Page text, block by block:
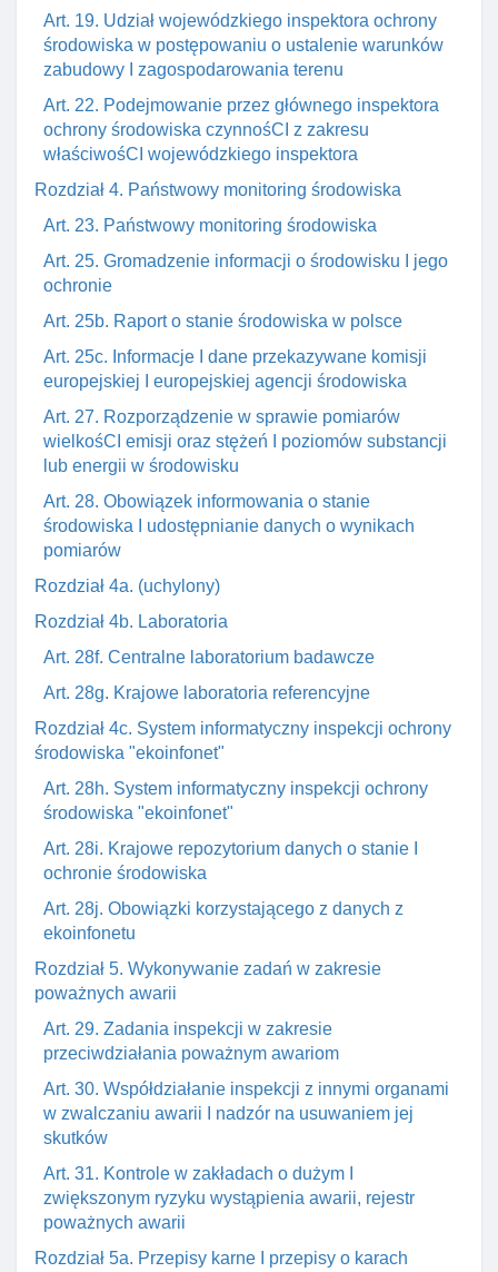
Art. 19. Udział wojewódzkiego inspektora ochrony
środowiska w postępowaniu o ustalenie warunków
zabudowy I zagospodarowania terenu
Art. 22. Podejmowanie przez głównego inspektora
ochrony środowiska czynnośCI z zakresu
właściwośCI wojewódzkiego inspektora
Rozdział 4. Państwowy monitoring środowiska
Art. 23. Państwowy monitoring środowiska
Art. 25. Gromadzenie informacji o środowisku I jego
ochronie
Art. 25b. Raport o stanie środowiska w polsce
Art. 25c. Informacje I dane przekazywane komisji
europejskiej I europejskiej agencji środowiska
Art. 27. Rozporządzenie w sprawie pomiarów
wielkośCI emisji oraz stężeń I poziomów substancji
lub energii w środowisku
Art. 28. Obowiązek informowania o stanie
środowiska I udostępnianie danych o wynikach
pomiarów
Rozdział 4a. (uchylony)
Rozdział 4b. Laboratoria
Art. 28f. Centralne laboratorium badawcze
Art. 28g. Krajowe laboratoria referencyjne
Rozdział 4c. System informatyczny inspekcji ochrony
środowiska "ekoinfonet"
Art. 28h. System informatyczny inspekcji ochrony
środowiska "ekoinfonet"
Art. 28i. Krajowe repozytorium danych o stanie I
ochronie środowiska
Art. 28j. Obowiązki korzystającego z danych z
ekoinfonetu
Rozdział 5. Wykonywanie zadań w zakresie
poważnych awarii
Art. 29. Zadania inspekcji w zakresie
przeciwdziałania poważnym awariom
Art. 30. Współdziałanie inspekcji z innymi organami
w zwalczaniu awarii I nadzór na usuwaniem jej
skutków
Art. 31. Kontrole w zakładach o dużym I
zwiększonym ryzyku wystąpienia awarii, rejestr
poważnych awarii
Rozdział 5a. Przepisy karne I przepisy o karach